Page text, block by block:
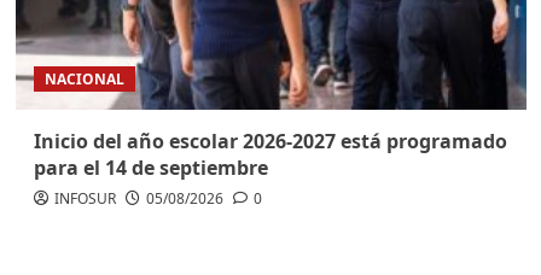
NACIONAL
Inicio del año escolar 2026-2027 está programado
para el 14 de septiembre
INFOSUR 05/08/2026 0